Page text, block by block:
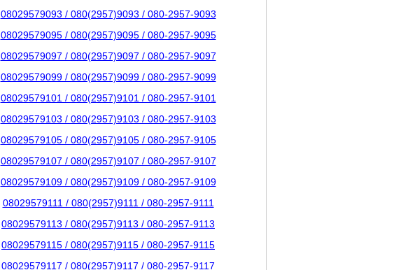
08029579093 / 080(2957)9093 / 080-2957-9093
08029579095 / 080(2957)9095 / 080-2957-9095
08029579097 / 080(2957)9097 / 080-2957-9097
08029579099 / 080(2957)9099 / 080-2957-9099
08029579101 / 080(2957)9101 / 080-2957-9101
08029579103 / 080(2957)9103 / 080-2957-9103
08029579105 / 080(2957)9105 / 080-2957-9105
08029579107 / 080(2957)9107 / 080-2957-9107
08029579109 / 080(2957)9109 / 080-2957-9109
08029579111 / 080(2957)9111 / 080-2957-9111
08029579113 / 080(2957)9113 / 080-2957-9113
08029579115 / 080(2957)9115 / 080-2957-9115
08029579117 / 080(2957)9117 / 080-2957-9117